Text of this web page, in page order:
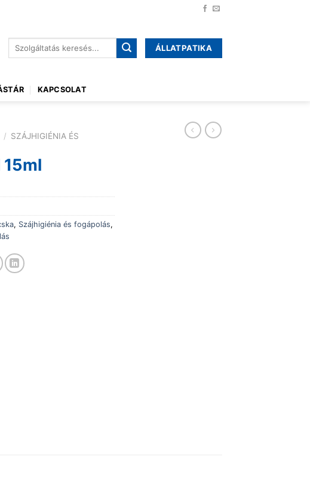
Keresés
ÁLLATPATIKA
KAPCSOLAT
/ SZÁJHIGIÉNIA ÉS
, Szájhigiénia és fogápolás,